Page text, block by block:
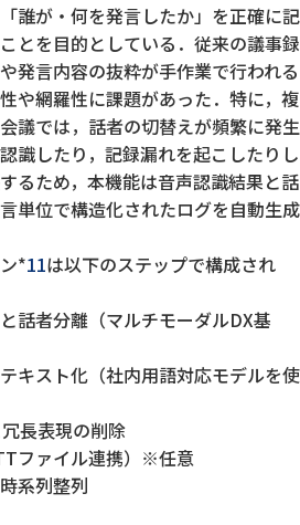
誰が・何を発言したか」を正確に記
とを目的としている．従来の議事録
発言内容の抜粋が手作業で行われる
や網羅性に課題があった．特に，複
議では，話者の切替えが頻繁に発生
識したり，記録漏れを起こしたりし
るため，本機能は音声認識結果と話
単位で構造化されたログを自動生成
*11は以下のステップで構成され
話者分離（マルチモーダルDX基
キスト化（社内用語対応モデルを使
長表現の削除
ファイル連携）※任意
系列整列